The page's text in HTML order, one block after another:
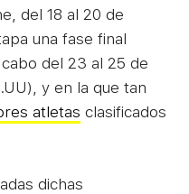
del 18 al 20 de
una fase final
del 23 al 25 de
y en la que tan
atletas clasificados
dichas